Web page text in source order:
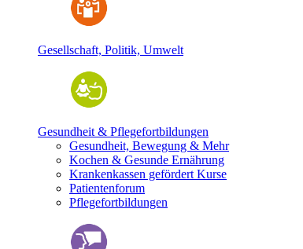
Gesellschaft, Politik, Umwelt
Gesundheit & Pflegefortbildungen
Gesundheit, Bewegung & Mehr
Kochen & Gesunde Ernährung
Krankenkassen gefördert Kurse
Patientenforum
Pflegefortbildungen